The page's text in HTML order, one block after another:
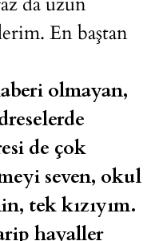
En baştan
olmayan,
de çok
seven, okul
tek kızıyım.
hayaller